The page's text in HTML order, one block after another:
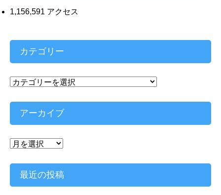
1,156,591 アクセス
カテゴリー
カ
ゴ
ー
アーカイブ
ア
カ
ブ
最近の投稿